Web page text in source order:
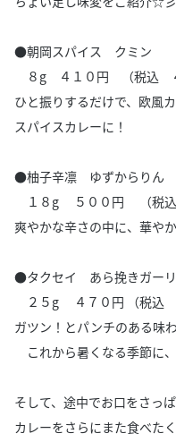
●朝岡スパイス ク
８g ４１０円 （税込
ひと振りするだけで、欧風
スパイスカレーに！
●柚子辛凛 ゆずから
１８g ５００円 （
爽やかな辛さの中に、華や
●タクセイ あら挽きガ
２５g ４７０円 （税込
ガツン！とパンチのある味
これから暑くなる季節に
そして、途中でお口をさっ
カレーをさらにまた食べた